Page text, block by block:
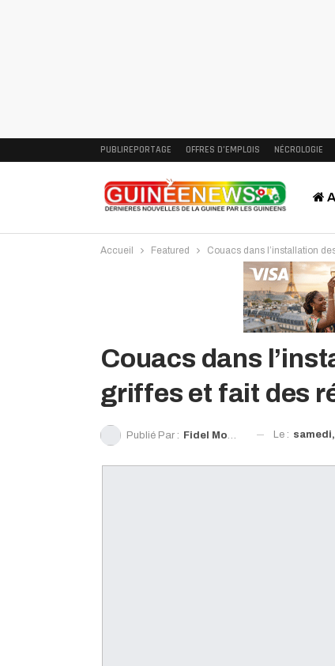
PUBLIREPORTAGE OFFRES D’EMPLOIS NÉCROLOGIE
Accueil Featured Couacs dans l’installation
Couacs dans
griffes et fait des
Publié Par : Fidel Momou Le :